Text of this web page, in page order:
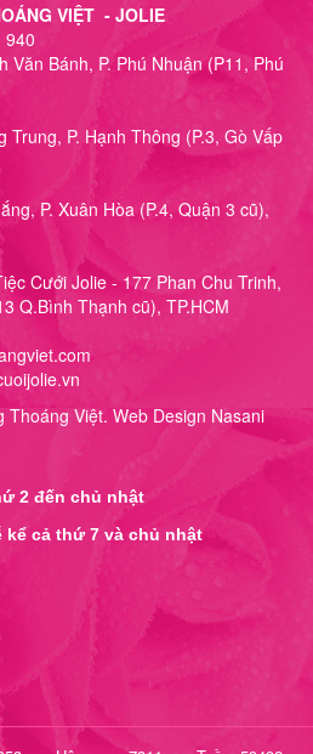
VIỆT - JOLIE
940
Văn Bánh, P. Phú Nhuận (P11, Phú
Trung, P. Hạnh Thông (P.3, Gò Vấp
P. Xuân Hòa (P.4, Quận 3 cũ),
Cưới Jolie - 177 Phan Chu Trinh,
Q.Bình Thạnh cũ), TP.HCM
Việt. Web Design Nasani
2 đến chủ nhật
kể cả thứ 7 và chủ nhật